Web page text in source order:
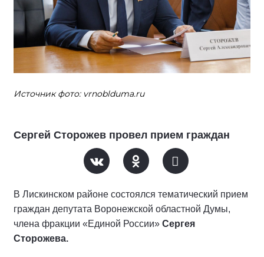
Источник фото: vrnoblduma.ru
Сергей Сторожев провел прием граждан
В Лискинском районе состоялся тематический прием
граждан депутата Воронежской областной Думы,
члена фракции «Единой России» Сергея
Сторожева.